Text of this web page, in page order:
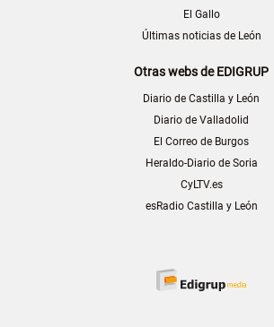
El Gallo
Últimas noticias de León
Otras webs de EDIGRUP
Diario de Castilla y León
Diario de Valladolid
El Correo de Burgos
Heraldo-Diario de Soria
CyLTV.es
esRadio Castilla y León